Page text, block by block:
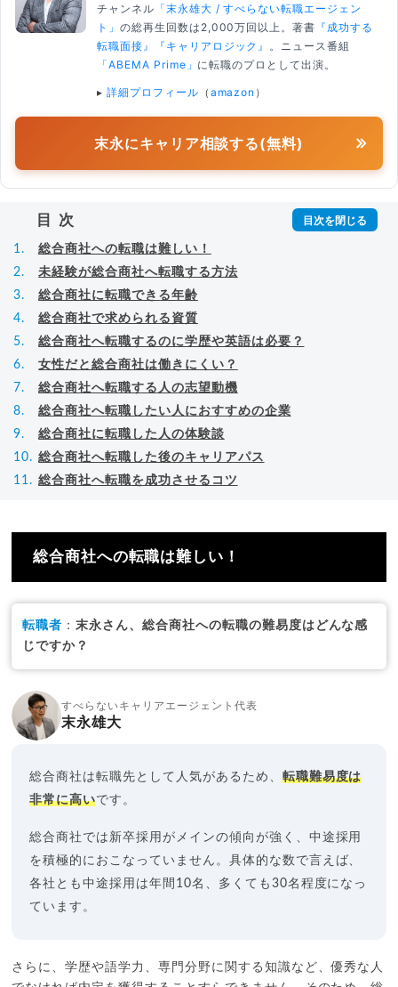
チャンネル 「末永雄大 / すべらない転職エージェン
ト」 の総再生回数は2,000万回以上。著書 『成功する
転職面接』
『キャリアロジック』
。ニュース番組
「ABEMA Prime」 に転職のプロとして出演。
▸ 詳細プロフィール （ amazon ）
末永にキャリア相談する(無料)
目次
総合商社への転職は難しい！
未経験が総合商社へ転職する方法
総合商社に転職できる年齢
総合商社で求められる資質
総合商社へ転職するのに学歴や英語は必要？
女性だと総合商社は働きにくい？
総合商社へ転職する人の志望動機
総合商社へ転職したい人におすすめの企業
総合商社に転職した人の体験談
総合商社へ転職した後のキャリアパス
総合商社へ転職を成功させるコツ
総合商社への転職は難しい！
転職者 ：末永さん、総合商社への転職の難易度はどんな感
じですか？
すべらないキャリアエージェント代表
末永雄大
総合商社は転職先として人気があるため、 転職難易度は
非常に高いです。
総合商社では新卒採用がメインの傾向が強く、中途採用
を積極的におこなっていません。具体的な数で言えば、
各社とも中途採用は年間10名、多くても30名程度になっ
ています。
さらに、学歴や語学力、専門分野に関する知識など、優秀な人